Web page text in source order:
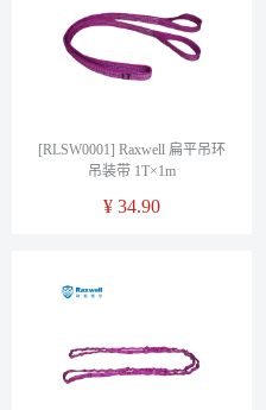
[RLSW0001] Raxwell 扁平吊环
吊装带 1T×1m
¥34.90